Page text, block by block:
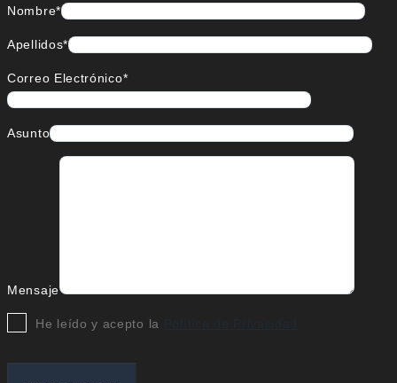
Nombre*
Apellidos*
Correo Electrónico*
Asunto
Mensaje
He leído y acepto la